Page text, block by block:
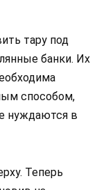
тару под
банки. Их
способом,
нуждаются в
Теперь